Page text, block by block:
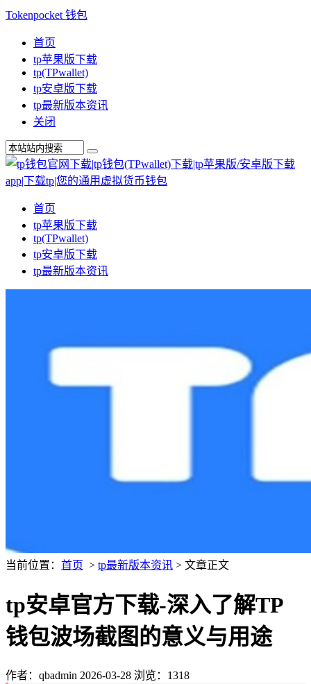
Tokenpocket 钱包
首页
tp苹果版下载
tp(TPwallet)
tp安卓版下载
tp最新版本资讯
关闭
首页
tp苹果版下载
tp(TPwallet)
tp安卓版下载
tp最新版本资讯
当前位置： 首页 > tp最新版本资讯 > 文章正文
tp安卓官方下载-深入了解TP
钱包波场截图的意义与用途
作者：qbadmin 2026-03-28 浏览：1318